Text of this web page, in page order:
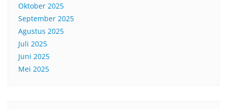
Oktober 2025
September 2025
Agustus 2025
Juli 2025
Juni 2025
Mei 2025